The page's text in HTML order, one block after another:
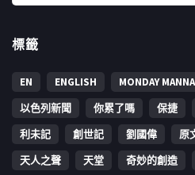
標籤
EN ENGLISH MONDAY MANNA
以色列新聞
你累了嗎 保捷
利未記
創世記 劉國偉 原
天人之聲
天堂 奇妙的創造